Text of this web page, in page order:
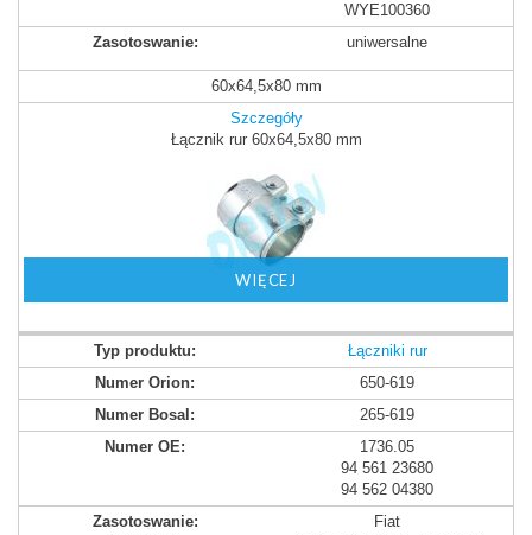
WYE100360
uniwersalne
60x64,5x80 mm
Szczegóły
Łącznik rur 60x64,5x80 mm
WIĘCEJ
Łączniki rur
650-619
265-619
1736.05
94 561 23680
94 562 04380
Fiat